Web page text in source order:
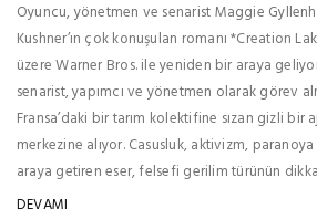
Oyuncu, yönetmen ve senarist Maggie
Kushner’ın çok konuşulan romanı *Creation
üzere Warner Bros. ile yeniden bir araya
senarist, yapımcı ve yönetmen olarak görev
Fransa’daki bir tarım kolektifine sızan gizli bir
merkezine alıyor. Casusluk, aktivizm,
araya getiren eser, felsefi gerilim türünün